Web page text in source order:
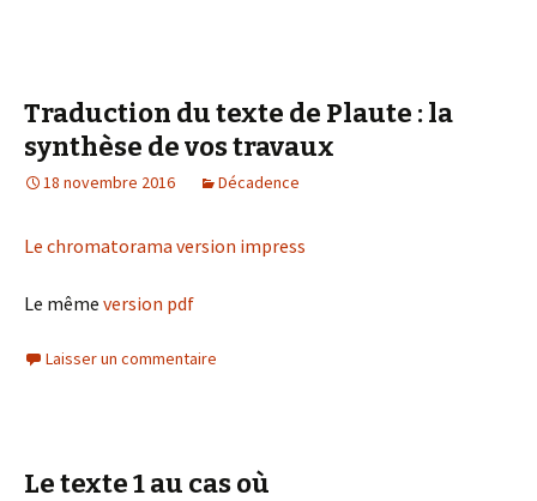
Traduction du texte de Plaute : la
synthèse de vos travaux
18 novembre 2016 Décadence
Le chromatorama version impress
Le même version pdf
Laisser un commentaire
Le texte 1 au cas où